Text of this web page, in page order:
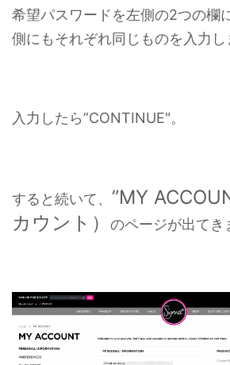
希望パスワードを左側の2つの欄
側にもそれぞれ同じものを入力し
入力したら”CONTINUE"。
すると続いて、 ”MY
カウント）
のページが出てき